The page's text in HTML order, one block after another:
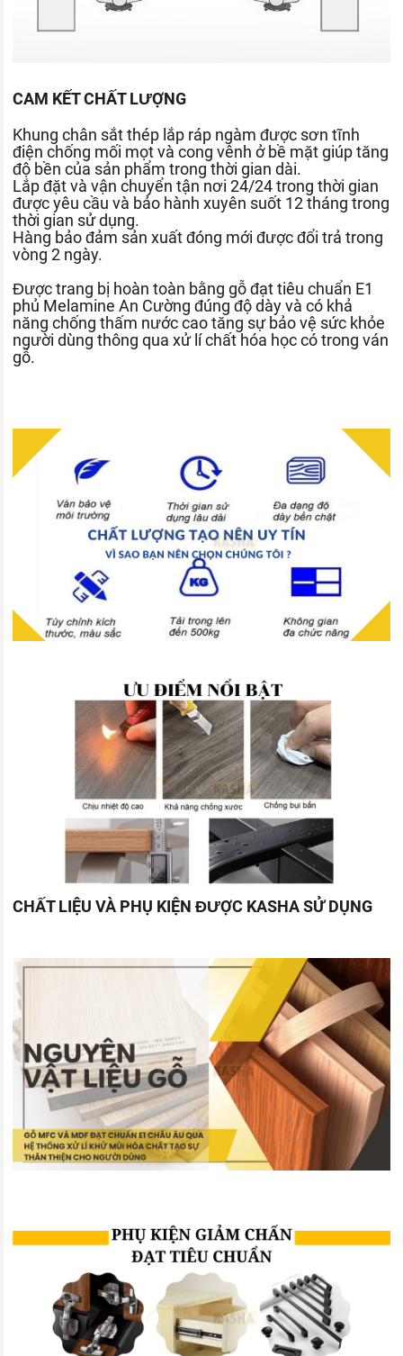
CAM KẾT CHẤT LƯỢNG
Khung chân sắt thép lắp ráp ngàm được sơn tĩnh
điện chống mối mọt và cong vênh ở bề mặt giúp tăng
độ bền của sản phẩm trong thời gian dài.
Lắp đặt và vận chuyển tận nơi 24/24 trong thời gian
được yêu cầu và bảo hành xuyên suốt 12 tháng trong
thời gian sử dụng.
Hàng bảo đảm sản xuất đóng mới được đổi trả trong
vòng 2 ngày.
Được trang bị hoàn toàn bằng gỗ đạt tiêu chuẩn E1
phủ Melamine An Cường đúng độ dày và có khả
năng chống thấm nước cao tăng sự bảo vệ sức khỏe
người dùng thông qua xử lí chất hóa học có trong ván
gỗ.
CHẤT LIỆU VÀ PHỤ KIỆN ĐƯỢC KASHA SỬ DỤNG